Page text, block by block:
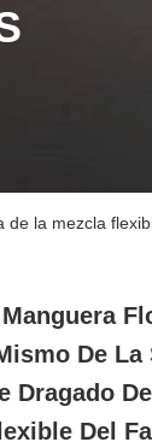
la mezcla
De
Dragado
Del